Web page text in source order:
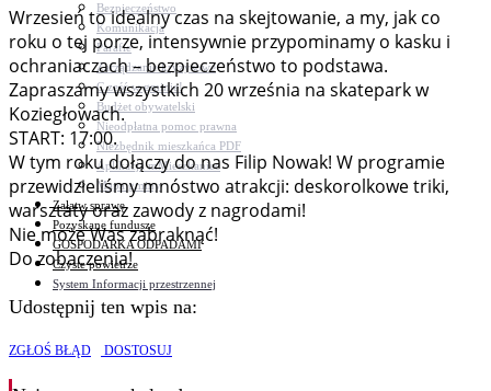
Bezpieczeństwo
Komunikacja
Parafie
Zarządzanie kryzysowe
C.ześć w gminie!
Budżet obywatelski
Nieodpłatna pomoc prawna
Niezbędnik mieszkańca PDF
Aplikacja mMieszkaniec
Mapa gminy
Załatw sprawę
Pozyskane fundusze
GOSPODARKA ODPADAMI
Czyste powietrze
System Informacji przestrzennej
Wrzesień to idealny czas na skejtowanie, a my, jak co
roku o tej porze, intensywnie przypominamy o kasku i
ochraniaczach – bezpieczeństwo to podstawa.
Zapraszamy wszystkich 20 września na skatepark w
Koziegłowach.
START: 17:00.
W tym roku dołączy do nas Filip Nowak! W programie
przewidzieliśmy mnóstwo atrakcji: deskorolkowe triki,
warsztaty oraz zawody z nagrodami!
Nie może Was zabraknąć!
Do zobaczenia!
Udostępnij ten wpis na:
ZGŁOŚ BŁĄD DOSTOSUJ